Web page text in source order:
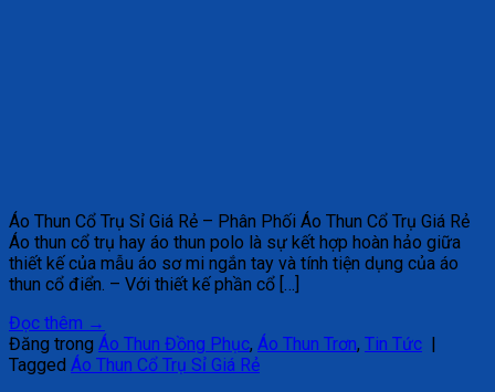
Áo Thun Cổ Trụ Sỉ Giá Rẻ – Phân Phối Áo Thun Cổ Trụ Giá Rẻ
Áo thun cổ trụ hay áo thun polo là sự kết hợp hoàn hảo giữa
thiết kế của mẫu áo sơ mi ngắn tay và tính tiện dụng của áo
thun cổ điển. – Với thiết kế phần cổ […]
Đọc thêm →
Đăng trong Áo Thun Đồng Phục, Áo Thun Trơn, Tin Tức |
Tagged Áo Thun Cổ Trụ Sỉ Giá Rẻ